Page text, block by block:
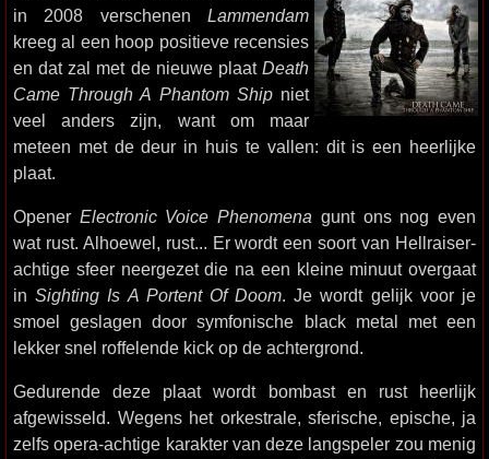
in 2008 verschenen Lammendam
kreeg al een hoop positieve recensies
en dat zal met de nieuwe plaat Death
Came Through A Phantom Shipniet
veel anders zijn, want om maar
meteen met de deur in huis te vallen: dit is een heerlijke
plaat.
Opener Electronic Voice Phenomena gunt ons nog even
wat rust. Alhoewel, rust... Er wordt een soort van Hellraiser-
achtige sfeer neergezet die na een kleine minuut overgaat
inSighting Is A Portent Of Doom. Je wordt gelijk voor je
smoel geslagen door symfonische black metal met een
lekker snel roffelende kick op de achtergrond.
Gedurende deze plaat wordt bombast en rust heerlijk
afgewisseld. Wegens het orkestrale, sferische, epische, ja
zelfs opera-achtige karakter van deze langspeler zou menig